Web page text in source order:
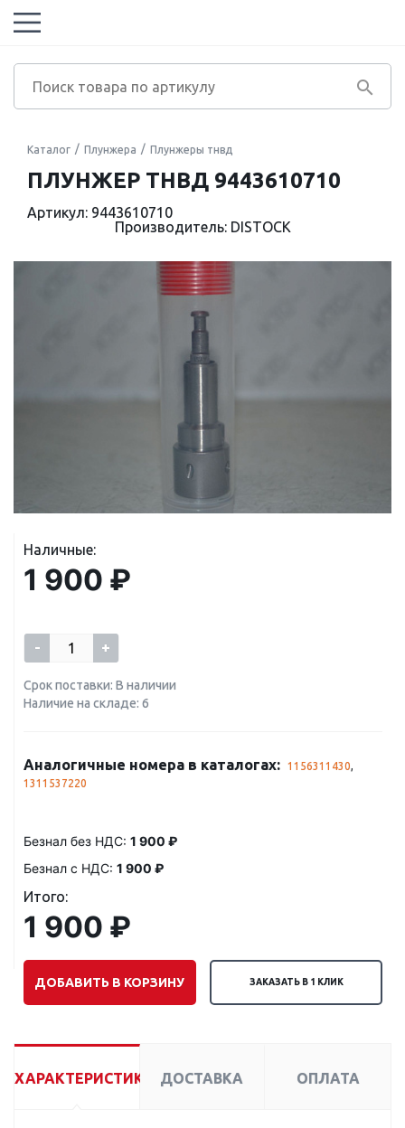
Каталог Плунжера Плунжеры тнвд
ПЛУНЖЕР ТНВД 9443610710
Артикул: 9443610710
Производитель: DISTOCK
Наличные:
1 900 ₽
- +
Срок поставки: В наличии
Наличие на складе: 6
Аналогичные номера в каталогах: 1156311430,
1311537220
Безнал без НДС: 1 900 ₽
Безнал с НДС: 1 900 ₽
Итого:
1 900 ₽
ДОБАВИТЬ В КОРЗИНУ ЗАКАЗАТЬ В 1 КЛИК
ХАРАКТЕРИСТИКИ ДОСТАВКА ОПЛАТА